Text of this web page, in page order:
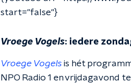
start="false"}
Vroege Vogels: iedere
Vroege Vogels is hét
NPO Radio 1 en vrijdagavond